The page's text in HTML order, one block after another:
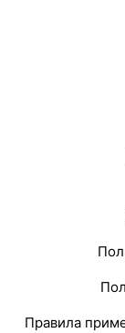
Правила